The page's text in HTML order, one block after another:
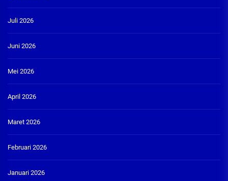
Juli 2026
Juni 2026
Mei 2026
April 2026
Maret 2026
Februari 2026
Januari 2026